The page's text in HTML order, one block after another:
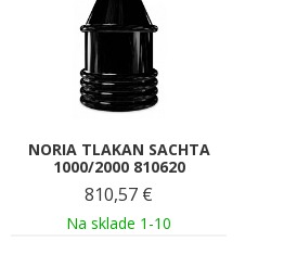
NORIA TLAKAN SACHTA
1000/2000 810620
810,57 €
Na sklade 1-10